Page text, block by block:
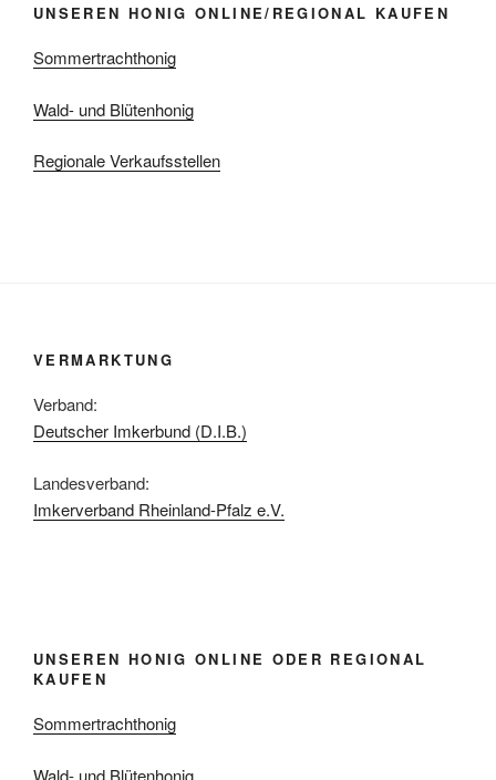
UNSEREN HONIG ONLINE/REGIONAL KAUFEN
Sommertrachthonig
Wald- und Blütenhonig
Regionale Verkaufsstellen
VERMARKTUNG
Verband:
Deutscher Imkerbund (D.I.B.)
Landesverband:
Imkerverband Rheinland-Pfalz e.V.
UNSEREN HONIG ONLINE ODER REGIONAL
KAUFEN
Sommertrachthonig
Wald- und Blütenhonig